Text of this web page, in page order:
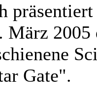
März 2005
Gate".